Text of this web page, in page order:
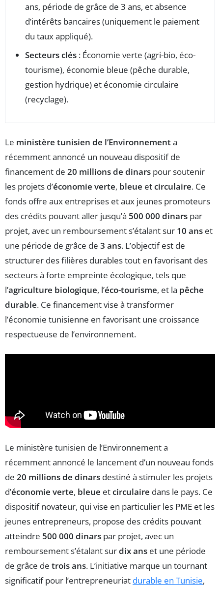
ans, période de grâce de 3 ans, et absence
d’intérêts bancaires (uniquement le paiement
du taux appliqué).
Secteurs clés : Économie verte (agri-bio, éco-
tourisme), économie bleue (pêche durable,
gestion hydrique) et économie circulaire
(recyclage).
Le ministère tunisien de l’Environnementa
récemment annoncé un nouveau dispositif de
financement de 20 millions de dinars pour soutenir
les projets d’économie verte, bleue etcirculaire. Ce
fonds offre aux entreprises et aux jeunes promoteurs
des crédits pouvant aller jusqu’à 500 000 dinars par
projet, avec un remboursement s’étalant sur 10 ans et
une période de grâce de 3 ans. L’objectif est de
structurer des filières durables tout en favorisant des
secteurs à forte empreinte écologique, tels que
l’agriculture biologique, l’éco-tourisme, et la pêche
durable. Ce financement vise à transformer
l’économie tunisienne en favorisant une croissance
respectueuse de l’environnement.
Le ministère tunisien de l’Environnement a
récemment annoncé le lancement d’un nouveau fonds
de 20 millions de dinars destiné à stimuler les projets
d’économie verte, bleue etcirculaire dans le pays. Ce
dispositif novateur, qui vise en particulier les PME et les
jeunes entrepreneurs, propose des crédits pouvant
atteindre 500 000 dinars par projet, avec un
remboursement s’étalant surdix ans et une période
de grâce de trois ans. L’initiative marque un tournant
significatif pour l’entrepreneuriat durable en Tunisie,